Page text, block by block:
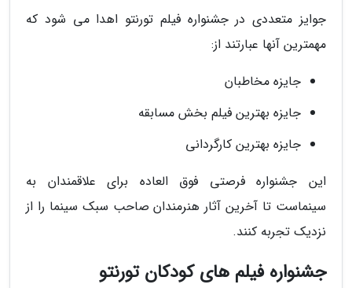
جوایز متعددی در جشنواره فیلم تورنتو اهدا می شود که
مهمترین آنها عبارتند از:
جایزه مخاطبان
جایزه بهترین فیلم بخش مسابقه
جایزه بهترین کارگردانی
این جشنواره فرصتی فوق العاده برای علاقمندان به
سینماست تا آخرین آثار هنرمندان صاحب سبک سینما را از
نزدیک تجربه کنند.
جشنواره فیلم های کودکان تورنتو